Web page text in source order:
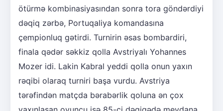
ötürmə kombinasiyasından sonra tora göndərdiyi
dəqiq zərbə, Portuqaliya komandasına
çempionluq gətirdi. Turnirin əsas bombardiri,
finala qədər səkkiz qolla Avstriyalı Yohannes
Mozer idi. Lakin Kabral yeddi qolla onun yaxın
rəqibi olaraq turniri başa vurdu. Avstriya
tərəfindən matçda bərabərlik qoluna ən çox